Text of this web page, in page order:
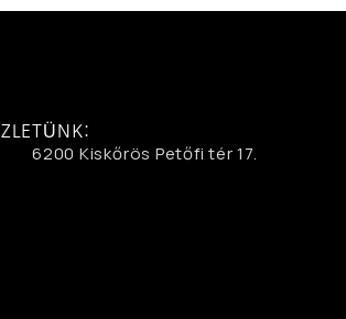
6200 Kiskőrös Petőfi tér 17.